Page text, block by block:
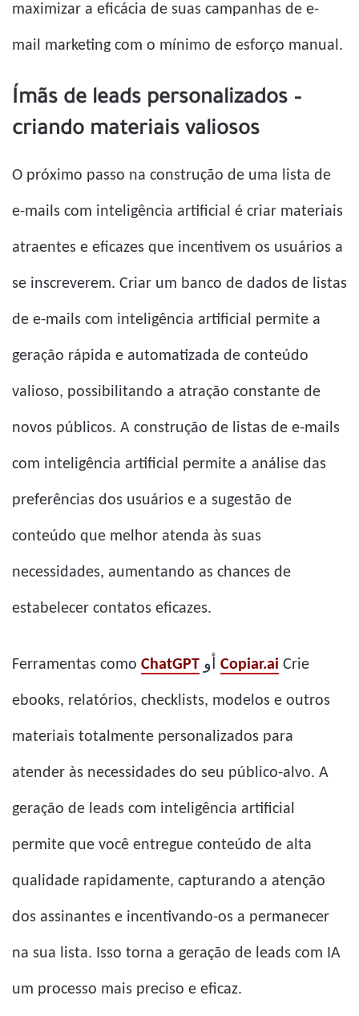
maximizar a eficácia de suas campanhas de e-
mail marketing com o mínimo de esforço manual.
Ímãs de leads personalizados –
criando materiais valiosos
O próximo passo na construção de uma lista de
e-mails com inteligência artificial é criar materiais
atraentes e eficazes que incentivem os usuários a
se inscreverem. Criar um banco de dados de listas
de e-mails com inteligência artificial permite a
geração rápida e automatizada de conteúdo
valioso, possibilitando a atração constante de
novos públicos. A construção de listas de e-mails
com inteligência artificial permite a análise das
preferências dos usuários e a sugestão de
conteúdo que melhor atenda às suas
necessidades, aumentando as chances de
estabelecer contatos eficazes.
Ferramentas como ChatGPT Copiar.ai Crie
ebooks, relatórios, checklists, modelos e outros
materiais totalmente personalizados para
atender às necessidades do seu público-alvo. A
geração de leads com inteligência artificial
permite que você entregue conteúdo de alta
qualidade rapidamente, capturando a atenção
dos assinantes e incentivando-os a permanecer
na sua lista. Isso torna a geração de leads com IA
um processo mais preciso e eficaz.